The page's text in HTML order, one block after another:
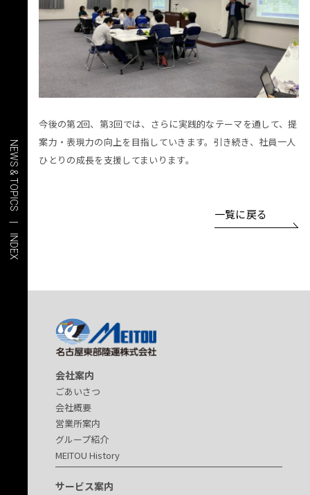
今後の第2回、第3回では、さらに実践的なテーマを通して、提
案力・表現力の向上を目指していきます。引き続き、社員一人
ひとりの成長を支援してまいります。
一覧に戻る
会社案内
ごあいさつ
会社概要
営業所案内
グループ紹介
MEITOU History
サービス案内
NEWS & TOPICS | INDEX